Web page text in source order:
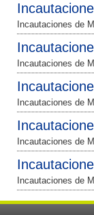
Incautaciones de
Incautaciones de
Incautaciones de
Incautaciones de
Incautaciones de